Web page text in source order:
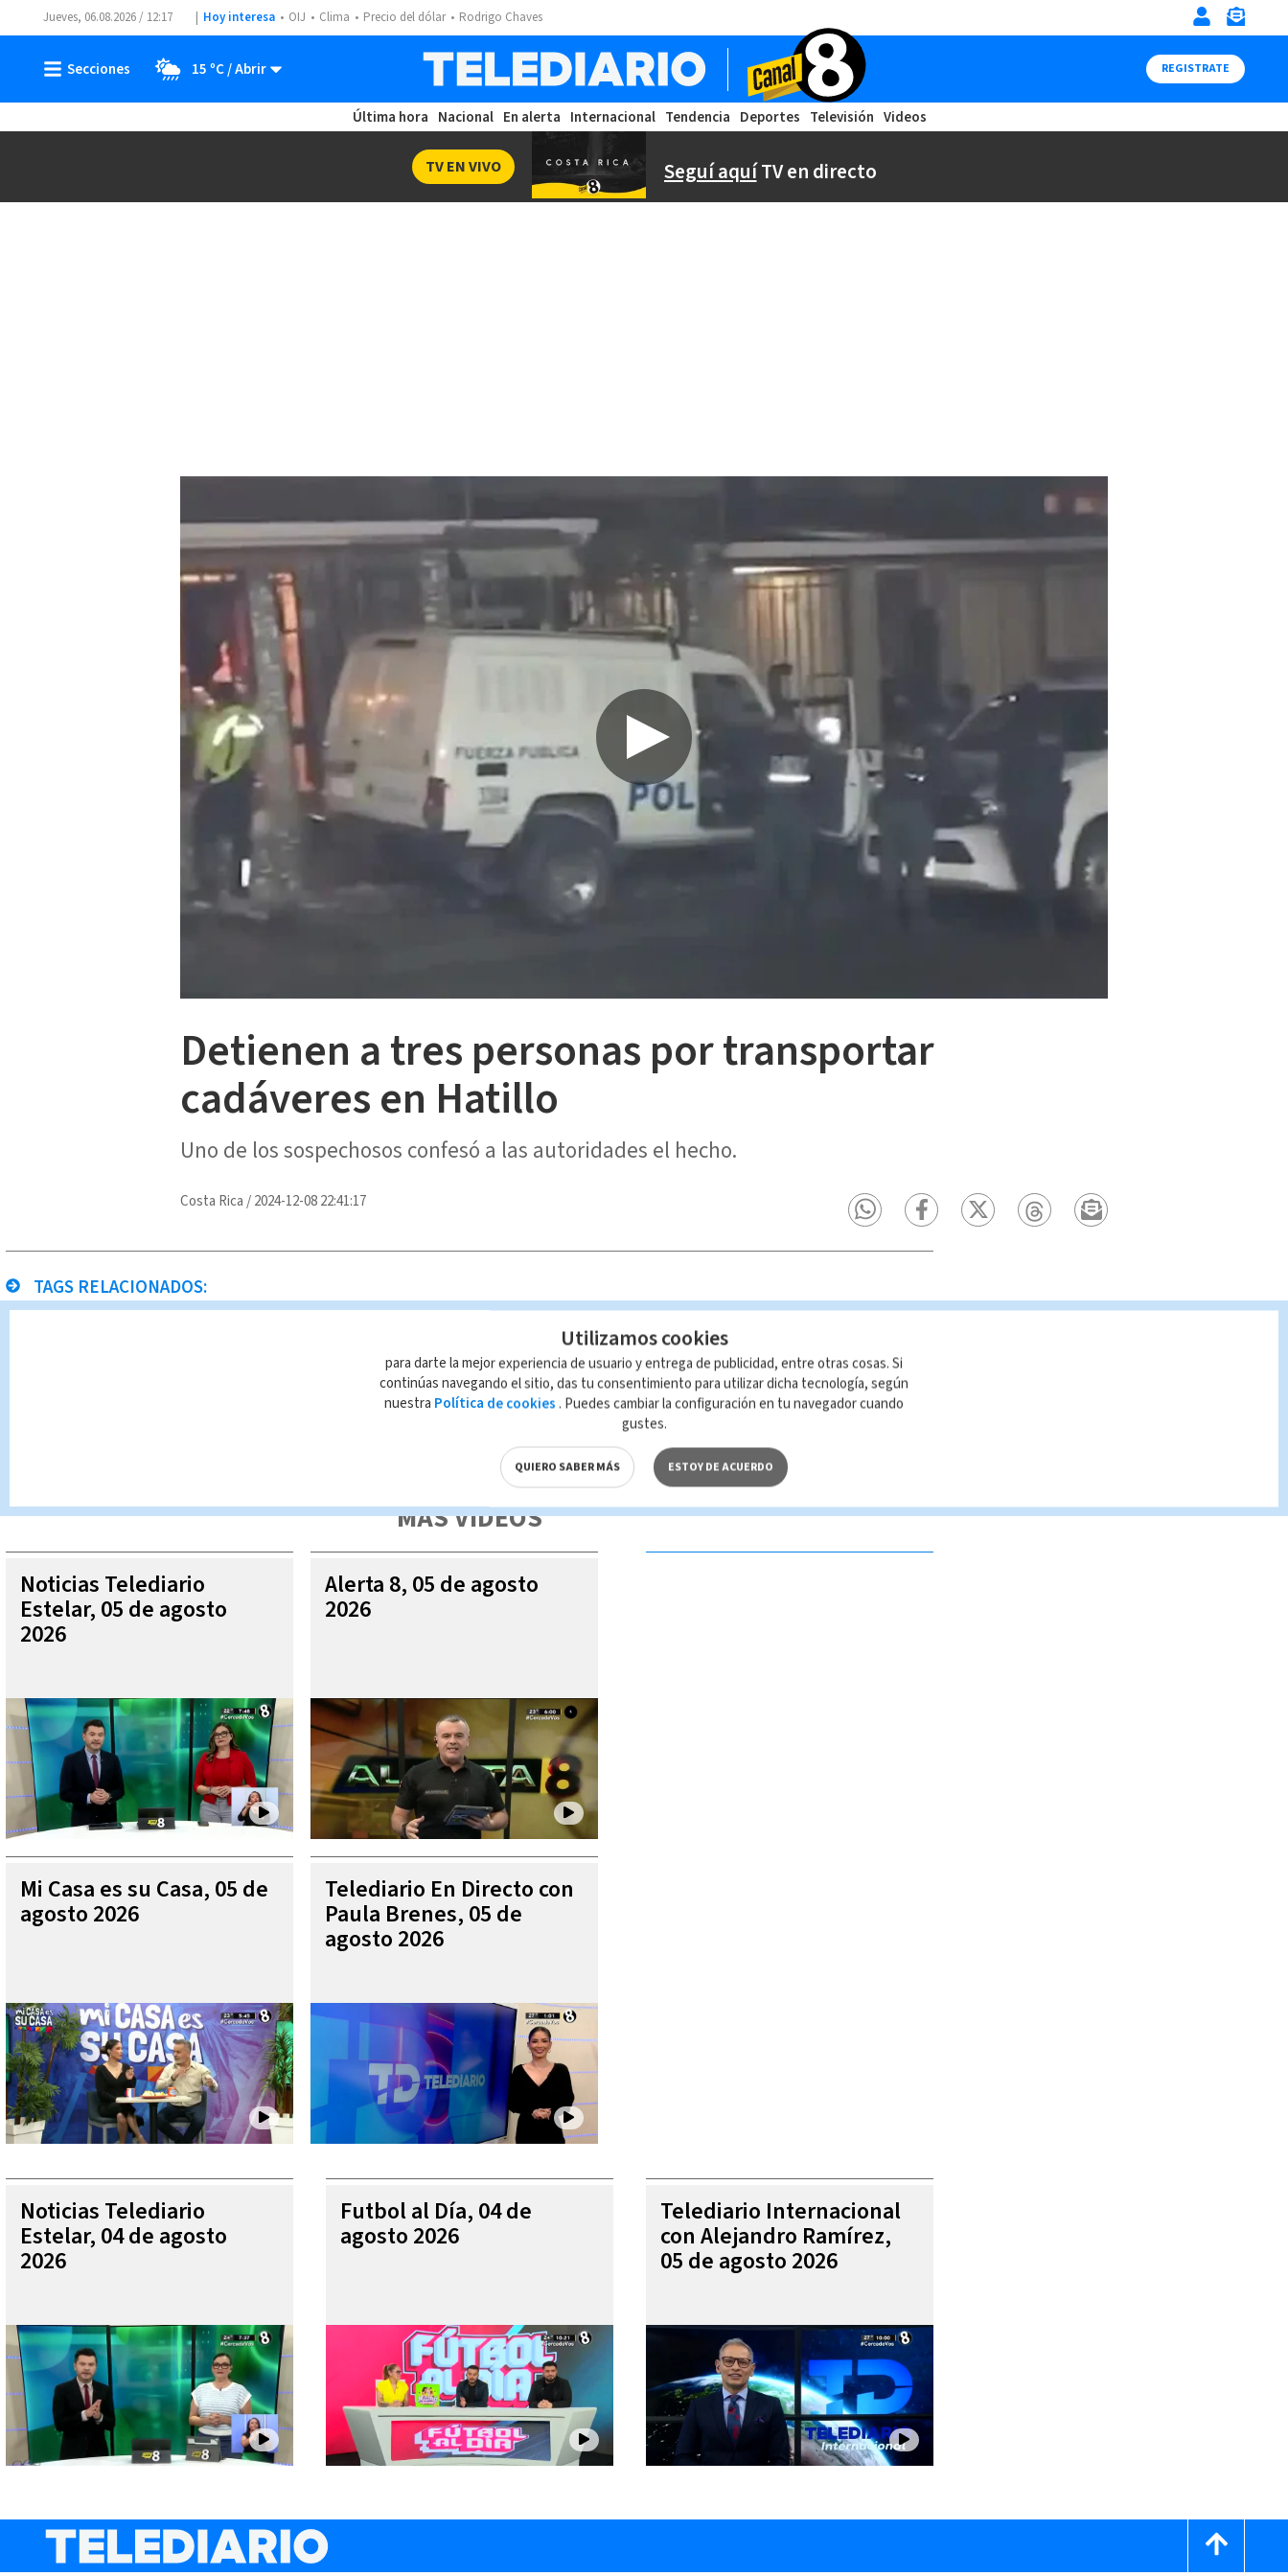
Jueves, 06.08.2026 / 12:17 Hoy interesa OIJ Clima Precio del dólar Rodrigo Chaves
15 ºC REGISTRATE
Última hora Nacional En alerta Internacional Tendencia Deportes Televisión Videos
Seguí aquíTV en directo
TV EN VIVO
Detienen a tres personas por transportar
cadáveres en Hatillo
Uno de los sospechosos confesó a las autoridades el hecho.
Costa Rica /2024-12-08 22:41:17
TAGS RELACIONADOS:
Queda prohibida la reproducción total o parcial del contenido de esta página, mismo que es propiedad de TELEDIARIO; su reproducción no
autorizada constituye una infracción y un delito de conformidad con las leyes aplicables.
MÁS VIDEOS
Noticias Telediario
Estelar, 05 de agosto
2026
Alerta 8, 05 de agosto
2026
Mi Casa es su Casa, 05 de
agosto 2026
Telediario En Directo con
Paula Brenes, 05 de
agosto 2026
Noticias Telediario
Estelar, 04 de agosto
2026
Futbol al Día, 04 de
agosto 2026
Telediario Internacional
con Alejandro Ramírez,
05 de agosto 2026
Utilizamos cookies
para darte la mejor experiencia de usuario y entrega de publicidad, entre otras cosas. Si
continúas navegando el sitio, das tu consentimiento para utilizar dicha tecnología, según
nuestra Política de cookies . Puedes cambiar la configuración en tu navegador cuando
gustes.
QUIERO SABER MÁS ESTOY DE ACUERDO